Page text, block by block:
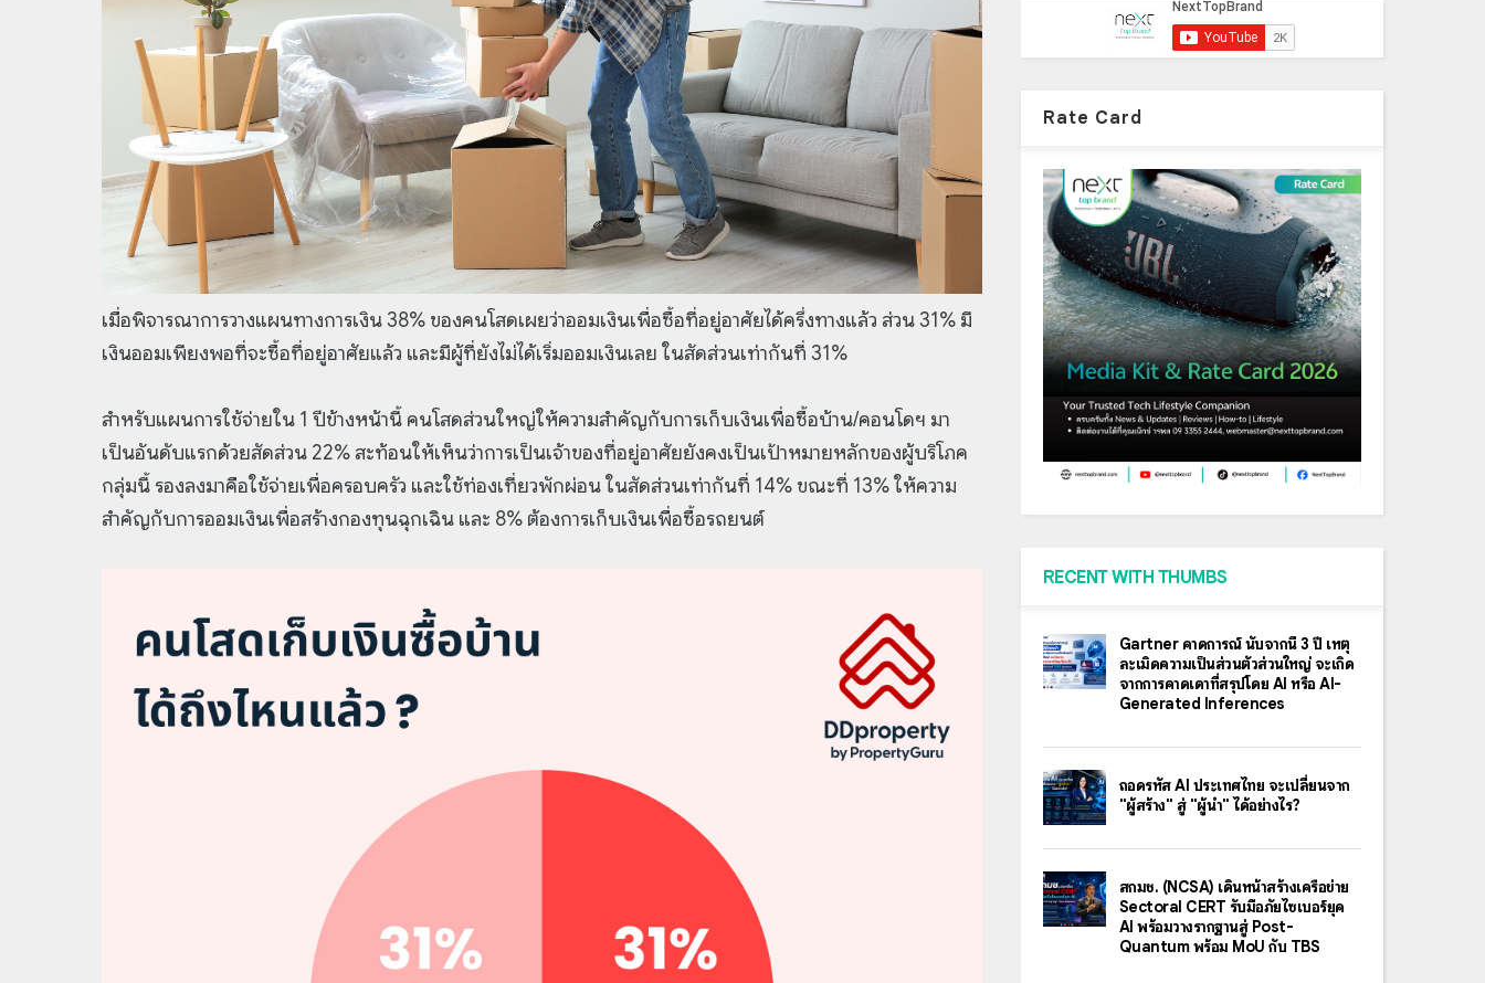
เมื่อพิจารณาการวางแผนทางการเงิน 38% ของคนโสดเผยว่าออมเงินเพื่อซื้อที่อยู่อาศัยได้ครึ่งทางแล้ว ส่วน 31% มี
เงินออมเพียงพอที่จะซื้อที่อยู่อาศัยแล้ว และมีผู้ที่ยังไม่ได้เริ่มออมเงินเลย ในสัดส่วนเท่ากันที่ 31%
สำหรับแผนการใช้จ่ายใน 1 ปีข้างหน้านี้ คนโสดส่วนใหญ่ให้ความสำคัญกับการเก็บเงินเพื่อซื้อบ้าน/คอนโดฯ มา
เป็นอันดับแรกด้วยสัดส่วน 22% สะท้อนให้เห็นว่าการเป็นเจ้าของที่อยู่อาศัยยังคงเป็นเป้าหมายหลักของผู้บริโภค
กลุ่มนี้ รองลงมาคือใช้จ่ายเพื่อครอบครัว และใช้ท่องเที่ยวพักผ่อน ในสัดส่วนเท่ากันที่ 14% ขณะที่ 13% ให้ความ
สำคัญกับการออมเงินเพื่อสร้างกองทุนฉุกเฉิน และ 8% ต้องการเก็บเงินเพื่อซื้อรถยนต์
Rate Card
RECENT WITH THUMBS
Gartner คาดการณ์ นับจากนี้ 3 ปี เหตุ
ละเมิดความเป็นส่วนตัวส่วนใหญ่ จะเกิด
จากการคาดเดาที่สรุปโดย AI หรือ AI-
Generated Inferences
ถอดรหัส AI ประเทศไทย จะเปลี่ยนจาก
"ผู้สร้าง" สู่ "ผู้นำ" ได้อย่างไร?
สกมช. (NCSA) เดินหน้าสร้างเครือข่าย
Sectoral CERT รับมือภัยไซเบอร์ยุค
AI พร้อมวางรากฐานสู่ Post-
Quantum พร้อม MoU กับ TBS